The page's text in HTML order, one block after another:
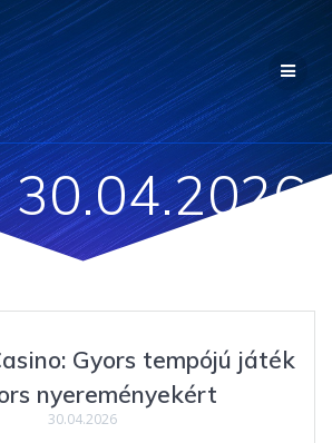
Перейти
контенту
30.04.2026
Gyors tempójú játék
nyereményekért
30.04.2026